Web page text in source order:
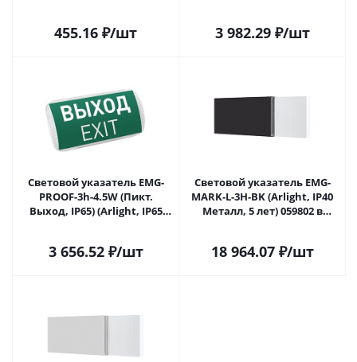
455.16 ₽/шт 3 982.29₽/шт
Световой указатель EMG-
PROOF-3h-4.5W (Пикт.
Выход, IP65) (Arlight, IP65
3 656.52₽/шт
Световой указатель EMG-
MARK-L-3H-BK (Arlight, IP40
Металл, 5 лет) 059802 в
18 964.07₽/шт